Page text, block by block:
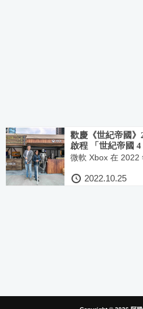
歡慶《世紀帝國
啟程 「世紀帝國
微軟 Xbox 在 2022
2022.10.25